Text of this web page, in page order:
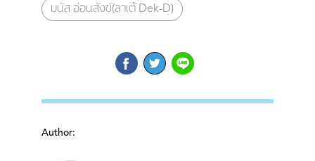
มนัส อ่อนสังข์(ลาเต้ Dek-D)
Author: